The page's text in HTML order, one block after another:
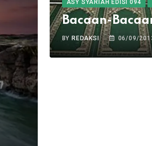
ASY SYARIAH EDISI 094
Bacaan-
BY REDAKSI 06/09/